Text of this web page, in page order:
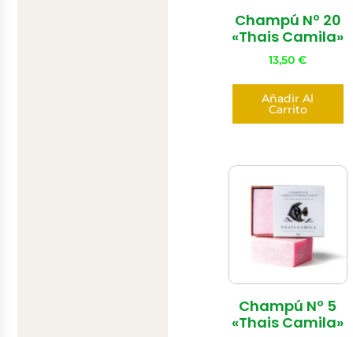
Champú Nº 20
«Thais Camila»
13,50€
Añadir Al
Carrito
Champú Nº 5
«Thais Camila»